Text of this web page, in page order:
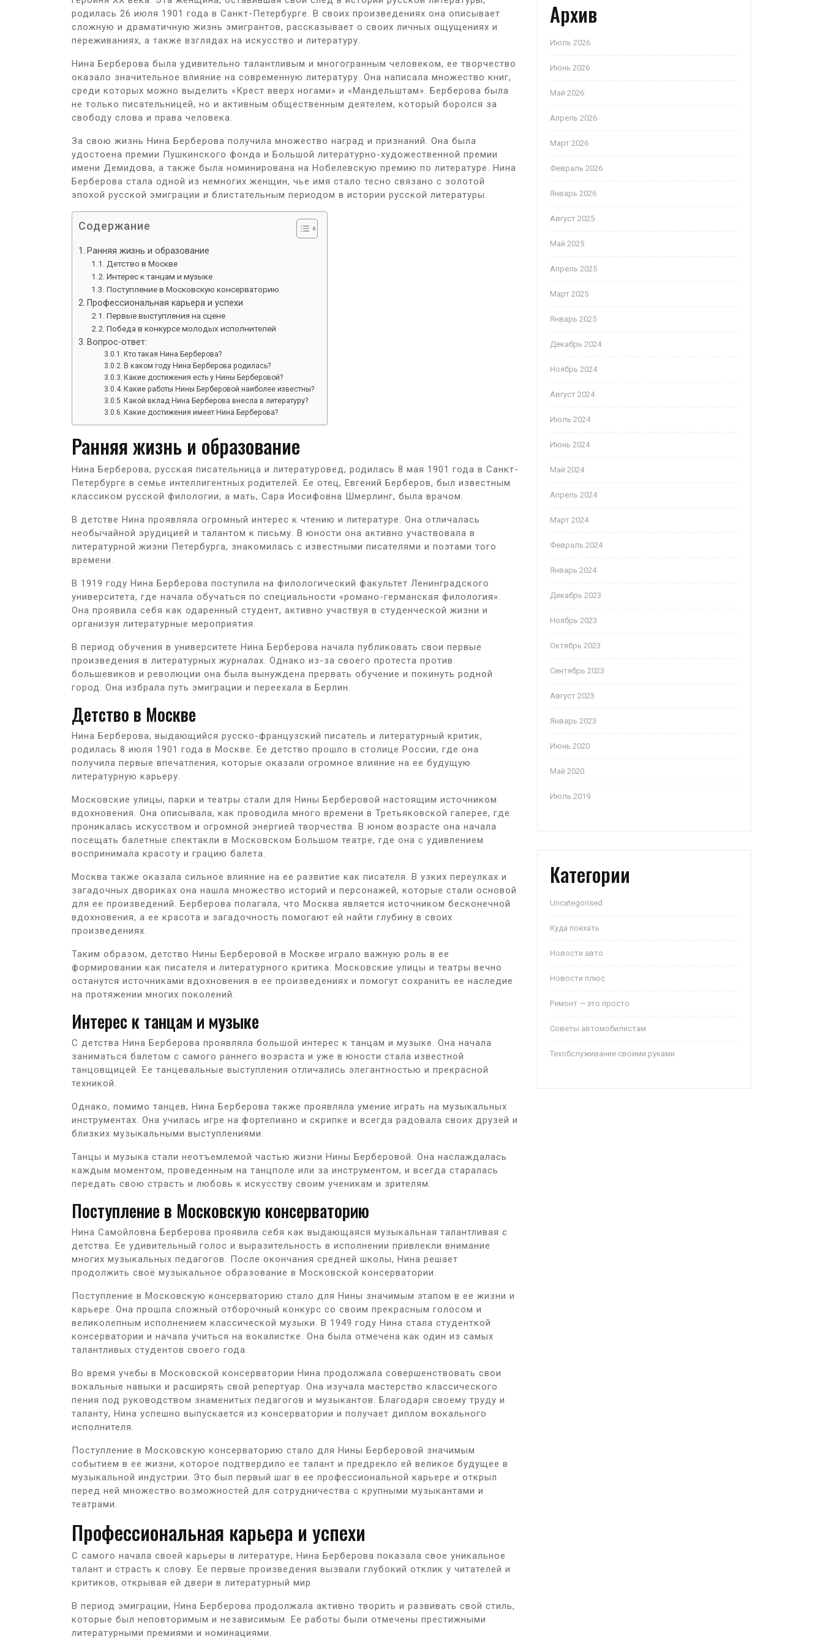
родилась 26 июля 1901 года в Санкт-Петербурге. В своих произведениях она описывает
сложную и драматичную жизнь эмигрантов, рассказывает о своих личных ощущениях и
переживаниях, а также взглядах на искусство и литературу.
Нина Берберова была удивительно талантливым и многогранным человеком, ее творчество
оказало значительное влияние на современную литературу. Она написала множество книг,
среди которых можно выделить «Крест вверх ногами» и «Мандельштам». Берберова была
не только писательницей, но и активным общественным деятелем, который боролся за
свободу слова и права человека.
За свою жизнь Нина Берберова получила множество наград и признаний. Она была
удостоена премии Пушкинского фонда и Большой литературно-художественной премии
имени Демидова, а также была номинирована на Нобелевскую премию по литературе. Нина
Берберова стала одной из немногих женщин, чье имя стало тесно связано с золотой
эпохой русской эмиграции и блистательным периодом в истории русской литературы.
Содержание
Ранняя жизнь и образование
Детство в Москве
Интерес к танцам и музыке
Поступление в Московскую консерваторию
Профессиональная карьера и успехи
Первые выступления на сцене
Победа в конкурсе молодых исполнителей
Вопрос-ответ:
Кто такая Нина Берберова?
В каком году Нина Берберова родилась?
Какие достижения есть у Нины Берберовой?
Какие работы Нины Берберовой наиболее известны?
Какой вклад Нина Берберова внесла в литературу?
Какие достижения имеет Нина Берберова?
Ранняя жизнь и образование
Нина Берберова, русская писательница и литературовед, родилась 8 мая 1901 года в Санкт-
Петербурге в семье интеллигентных родителей. Ее отец, Евгений Берберов, был известным
классиком русской филологии, а мать, Сара Иосифовна Шмерлинг, была врачом.
В детстве Нина проявляла огромный интерес к чтению и литературе. Она отличалась
необычайной эрудицией и талантом к письму. В юности она активно участвовала в
литературной жизни Петербурга, знакомилась с известными писателями и поэтами того
времени.
В 1919 году Нина Берберова поступила на филологический факультет Ленинградского
университета, где начала обучаться по специальности «романо-германская филология».
Она проявила себя как одаренный студент, активно участвуя в студенческой жизни и
организуя литературные мероприятия.
В период обучения в университете Нина Берберова начала публиковать свои первые
произведения в литературных журналах. Однако из-за своего протеста против
большевиков и революции она была вынуждена прервать обучение и покинуть родной
город. Она избрала путь эмиграции и переехала в Берлин.
Детство в Москве
Нина Берберова, выдающийся русско-французский писатель и литературный критик,
родилась 8 июля 1901 года в Москве. Ее детство прошло в столице России, где она
получила первые впечатления, которые оказали огромное влияние на ее будущую
литературную карьеру.
Московские улицы, парки и театры стали для Нины Берберовой настоящим источником
вдохновения. Она описывала, как проводила много времени в Третьяковской галерее, где
проникалась искусством и огромной энергией творчества. В юном возрасте она начала
посещать балетные спектакли в Московском Большом театре, где она с удивлением
воспринимала красоту и грацию балета.
Москва также оказала сильное влияние на ее развитие как писателя. В узких переулках и
загадочных двориках она нашла множество историй и персонажей, которые стали основой
для ее произведений. Берберова полагала, что Москва является источником бесконечной
вдохновения, а ее красота и загадочность помогают ей найти глубину в своих
произведениях.
Таким образом, детство Нины Берберовой в Москве играло важную роль в ее
формировании как писателя и литературного критика. Московские улицы и театры вечно
останутся источниками вдохновения в ее произведениях и помогут сохранить ее наследие
на протяжении многих поколений.
Интерес к танцам и музыке
С детства Нина Берберова проявляла большой интерес к танцам и музыке. Она начала
заниматься балетом с самого раннего возраста и уже в юности стала известной
танцовщицей. Ее танцевальные выступления отличались элегантностью и прекрасной
техникой.
Однако, помимо танцев, Нина Берберова также проявляла умение играть на музыкальных
инструментах. Она училась игре на фортепиано и скрипке и всегда радовала своих друзей и
близких музыкальными выступлениями.
Танцы и музыка стали неотъемлемой частью жизни Нины Берберовой. Она наслаждалась
каждым моментом, проведенным на танцполе или за инструментом, и всегда старалась
передать свою страсть и любовь к искусству своим ученикам и зрителям.
Поступление в Московскую консерваторию
Нина Самойловна Берберова проявила себя как выдающаяся музыкальная талантливая с
детства. Ее удивительный голос и выразительность в исполнении привлекли внимание
многих музыкальных педагогов. После окончания средней школы, Нина решает
продолжить своё музыкальное образование в Московской консерватории.
Поступление в Московскую консерваторию стало для Нины значимым этапом в ее жизни и
карьере. Она прошла сложный отборочный конкурс со своим прекрасным голосом и
великолепным исполнением классической музыки. В 1949 году Нина стала студенткой
консерватории и начала учиться на вокалистке. Она была отмечена как один из самых
талантливых студентов своего года.
Во время учебы в Московской консерватории Нина продолжала совершенствовать свои
вокальные навыки и расширять свой репертуар. Она изучала мастерство классического
пения под руководством знаменитых педагогов и музыкантов. Благодаря своему труду и
таланту, Нина успешно выпускается из консерватории и получает диплом вокального
исполнителя.
Поступление в Московскую консерваторию стало для Нины Берберовой значимым
событием в ее жизни, которое подтвердило ее талант и предрекло ей великое будущее в
музыкальной индустрии. Это был первый шаг в ее профессиональной карьере и открыл
перед ней множество возможностей для сотрудничества с крупными музыкантами и
театрами.
Профессиональная карьера и успехи
С самого начала своей карьеры в литературе, Нина Берберова показала свое уникальное
талант и страсть к слову. Ее первые произведения вызвали глубокий отклик у читателей и
критиков, открывая ей двери в литературный мир.
В период эмиграции, Нина Берберова продолжала активно творить и развивать свой стиль,
которые был неповторимым и независимым. Ее работы были отмечены престижными
литературными премиями и номинациями.
Архив
Июль 2026
Июнь 2026
Май 2026
Апрель 2026
Март 2026
Февраль 2026
Январь 2026
Август 2025
Май 2025
Апрель 2025
Март 2025
Январь 2025
Декабрь 2024
Ноябрь 2024
Август 2024
Июль 2024
Июнь 2024
Май 2024
Апрель 2024
Март 2024
Февраль 2024
Январь 2024
Декабрь 2023
Ноябрь 2023
Октябрь 2023
Сентябрь 2023
Август 2023
Январь 2023
Июнь 2020
Май 2020
Июль 2019
Категории
Uncategorised
Куда поехать
Новости авто
Новости плюс
Ремонт — это просто
Советы автомобилистам
Техобслуживание своими руками